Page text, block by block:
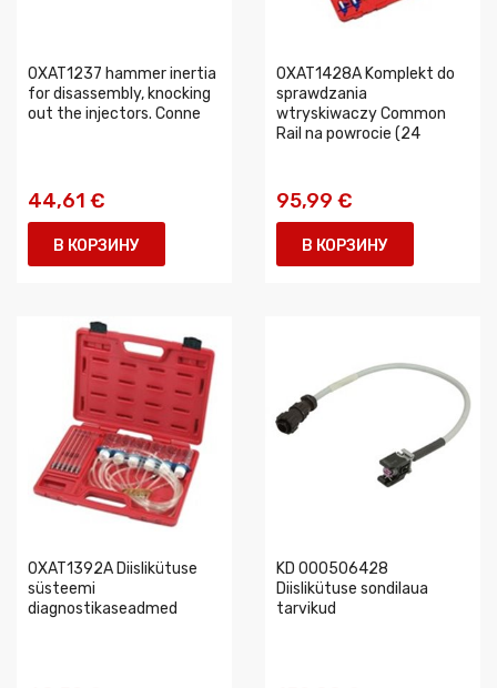
0XAT1237 hammer inertia
for disassembly, knocking
out the injectors. Conne
44,61 €
В КОРЗИНУ
0XAT1428A Komplekt do
sprawdzania
wtryskiwaczy Common
Rail na powrocie (24
95,99 €
В КОРЗИНУ
0XAT1392A Diislikütuse
süsteemi
diagnostikaseadmed
KD 000506428
Diislikütuse sondilaua
tarvikud